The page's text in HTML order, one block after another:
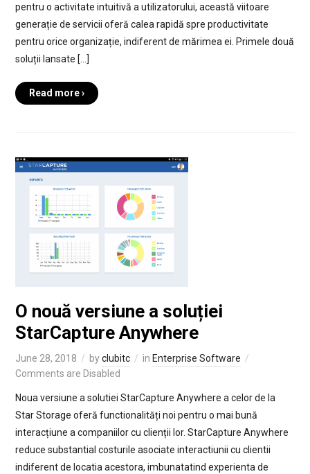
pentru o activitate intuitivă a utilizatorului, această viitoare
generație de servicii oferă calea rapidă spre productivitate
pentru orice organizație, indiferent de mărimea ei. Primele două
soluții lansate […]
Read more ›
O nouă versiune a soluției
StarCapture Anywhere
June 28, 2018 byclubitc in Enterprise Software
Comments are Disabled
Noua versiune a solutiei StarCapture Anywhere a celor de la
Star Storage oferă functionalități noi pentru o mai bună
interacțiune a companiilor cu clienții lor. StarCapture Anywhere
reduce substantial costurile asociate interactiunii cu clientii
indiferent de locatia acestora, imbunatatind experienta de